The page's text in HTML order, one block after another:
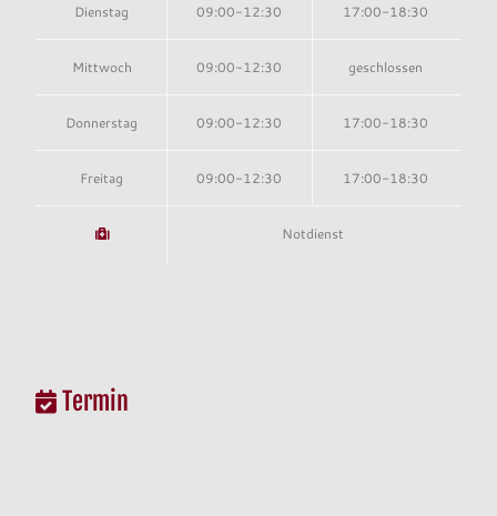
Dienstag 09:00-12:30 17:00-18:30
Mittwoch 09:00-12:30 geschlossen
Donnerstag 09:00-12:30 17:00-18:30
Freitag 09:00-12:30 17:00-18:30
Notdienst
Termin